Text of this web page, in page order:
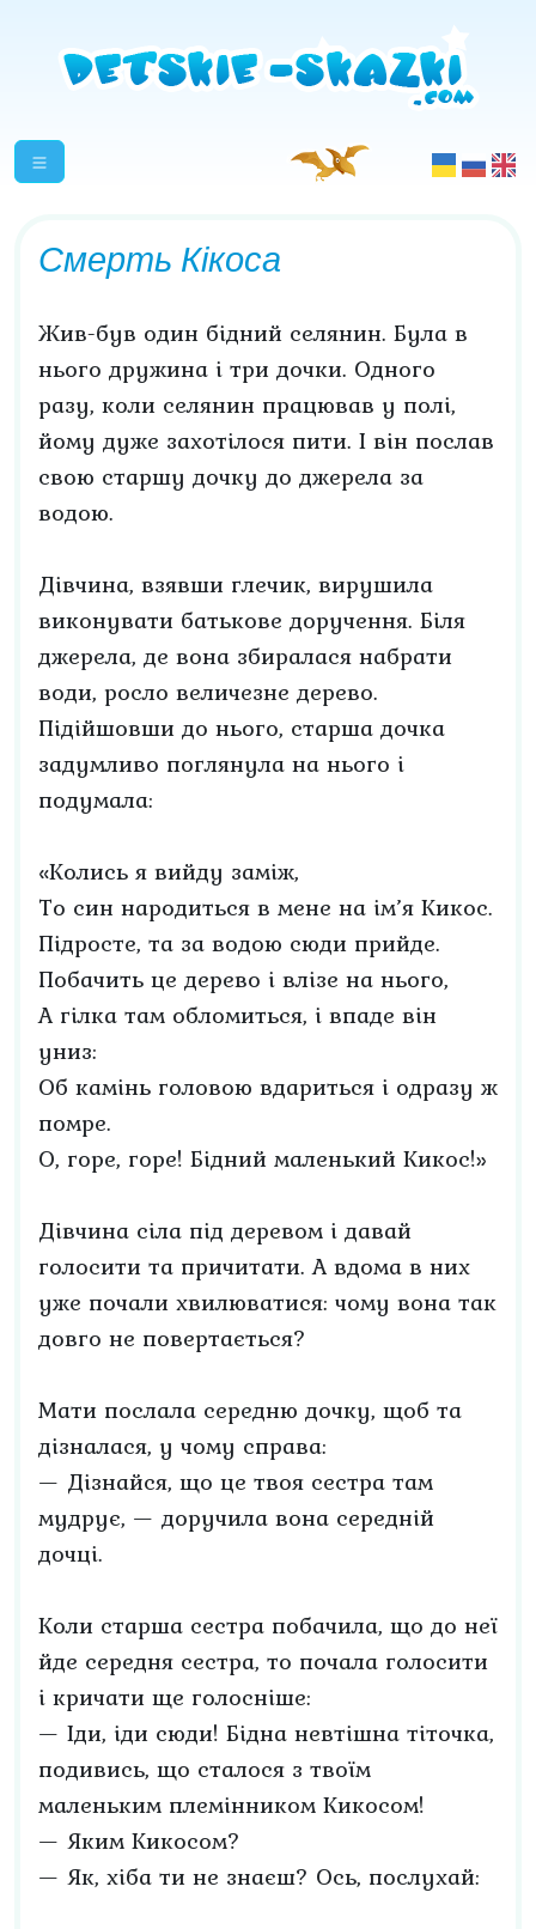
Смерть Кікоса
Жив-був один бідний селянин. Була в
нього дружина і три дочки. Одного
разу, коли селянин працював у полі,
йому дуже захотілося пити. І він послав
свою старшу дочку до джерела за
водою.
Дівчина, взявши глечик, вирушила
виконувати батькове доручення. Біля
джерела, де вона збиралася набрати
води, росло величезне дерево.
Підійшовши до нього, старша дочка
задумливо поглянула на нього і
подумала:
«Колись я вийду заміж,
То син народиться в мене на ім’я Кикос.
Підросте, та за водою сюди прийде.
Побачить це дерево і влізе на нього,
А гілка там обломиться, і впаде він
униз:
Об камінь головою вдариться і одразу ж
помре.
О, горе, горе! Бідний маленький Кикос!»
Дівчина сіла під деревом і давай
голосити та причитати. А вдома в них
уже почали хвилюватися: чому вона так
довго не повертається?
Мати послала середню дочку, щоб та
дізналася, у чому справа:
— Дізнайся, що це твоя сестра там
мудрує, — доручила вона середній
дочці.
Коли старша сестра побачила, що до неї
йде середня сестра, то почала голосити
і кричати ще голосніше:
— Іди, іди сюди! Бідна невтішна тіточка,
подивись, що сталося з твоїм
маленьким племінником Кикосом!
— Яким Кикосом?
— Як, хіба ти не знаєш? Ось, послухай: